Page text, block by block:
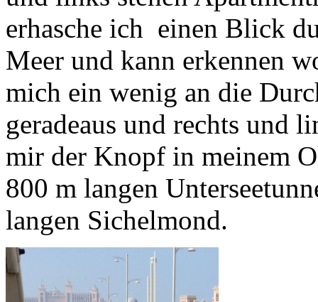
erhasche ich einen Blick
Meer und kann erkennen
mich ein wenig an die
geradeaus und rechts und
mir der Knopf in meinem
800 m langen
langen Sichelmond.